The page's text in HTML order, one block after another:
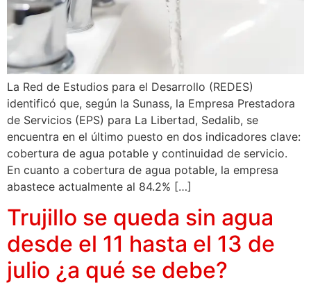
La Red de Estudios para el Desarrollo (REDES)
identificó que, según la Sunass, la Empresa Prestadora
de Servicios (EPS) para La Libertad, Sedalib, se
encuentra en el último puesto en dos indicadores clave:
cobertura de agua potable y continuidad de servicio.
En cuanto a cobertura de agua potable, la empresa
abastece actualmente al 84.2% […]
Trujillo se queda sin agua
desde el 11 hasta el 13 de
julio ¿a qué se debe?